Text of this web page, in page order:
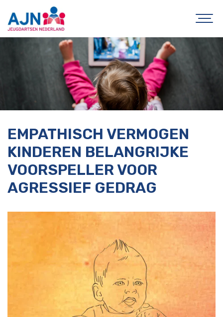
EMPATHISCH VERMOGEN
KINDEREN BELANGRIJKE
VOORSPELLER VOOR
AGRESSIEF GEDRAG